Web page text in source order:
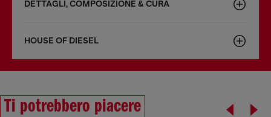
DETTAGLI, COMPOSIZIONE & CURA
HOUSE OF DIESEL
Ti potrebbero piacere